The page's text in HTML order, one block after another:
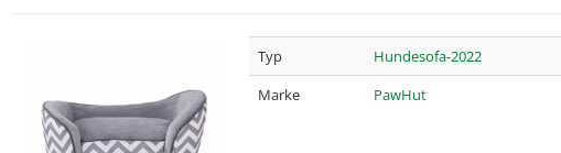
Typ
Hundesofa-2022
Marke
PawHut